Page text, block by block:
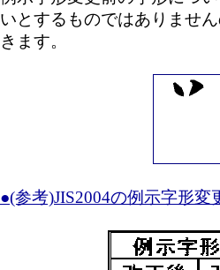
いとするものではありませ
きます。
●(参考)JIS2004の例示字形変